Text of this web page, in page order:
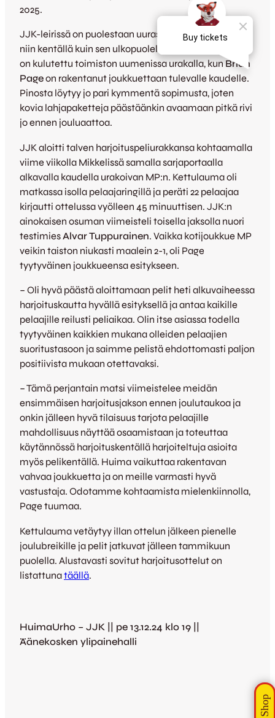
2025.
JJK-leirissä on puolestaan uurastettu viime viikkoina
niin kentällä kuin sen ulkopuolellakin ja mustettakin
on kulutettu toimiston uumenissa urakalla, kunBrian
Pageon rakentanut joukkuettaan tulevalle kaudelle.
Pinosta löytyy jo pari kymmentä sopimusta, joten
kovia lahjapaketteja päästäänkin avaamaan pitkä rivi
jo ennen jouluaattoa.
JJK aloitti talven harjoituspeliurakkansa kohtaamalla
viime viikolla Mikkelissä samalla sarjaportaalla
alkavalla kaudella urakoivan MP:n. Kettulauma oli
matkassa isolla pelaajaringillä ja peräti 22 pelaajaa
kirjautti ottelussa vyölleen 45 minuuttisen. JJK:n
ainokaisen osuman viimeisteli toisella jaksolla nuori
testimies Alvar Tuppurainen. Vaikka kotijoukkue MP
veikin taiston niukasti maalein 2-1, oli Page
tyytyväinen joukkueensa esitykseen.
– Oli hyvä päästä aloittamaan pelit heti alkuvaiheessa
harjoituskautta hyvällä esityksellä ja antaa kaikille
pelaajille reilusti peliaikaa. Olin itse asiassa todella
tyytyväinen kaikkien mukana olleiden pelaajien
suoritustasoon ja saimme pelistä ehdottomasti paljon
positiivista mukaan otettavaksi.
– Tämä perjantain matsi viimeistelee meidän
ensimmäisen harjoitusjakson ennen joulutaukoa ja
onkin jälleen hyvä tilaisuus tarjota pelaajille
mahdollisuus näyttää osaamistaan ja toteuttaa
käytännössä harjoituskentällä harjoiteltuja asioita
myös pelikentällä. Huima vaikuttaa rakentavan
vahvaa joukkuetta ja on meille varmasti hyvä
vastustaja. Odotamme kohtaamista mielenkiinnolla,
Page tuumaa.
Kettulauma vetäytyy illan ottelun jälkeen pienelle
joulubreikille ja pelit jatkuvat jälleen tammikuun
puolella. Alustavasti sovitut harjoitusottelut on
listattunatäällä.
HuimaUrho – JJK || pe 13.12.24 klo 19 ||
Äänekosken ylipainehalli